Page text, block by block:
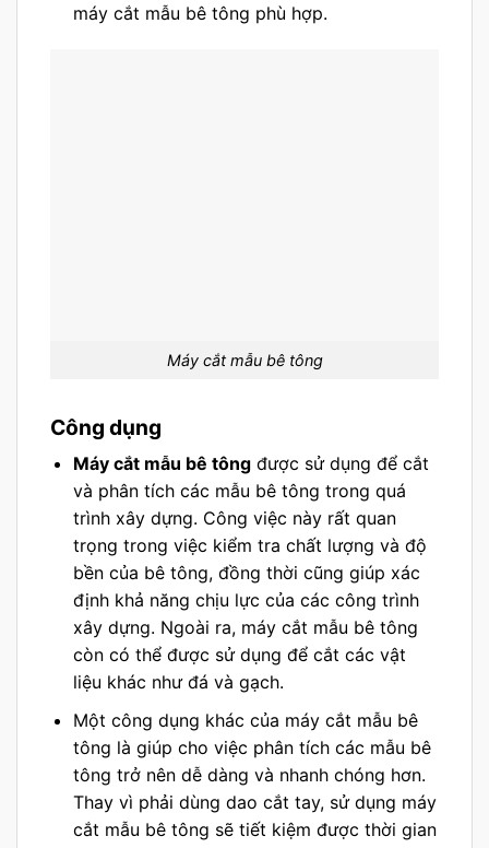
máy cắt mẫu bê tông phù hợp.
Máy cắt mẫu bê tông
Công dụng
Máy cắt mẫu bê tôngđược sử dụng để cắt
và phân tích các mẫu bê tông trong quá
trình xây dựng. Công việc này rất quan
trọng trong việc kiểm tra chất lượng và độ
bền của bê tông, đồng thời cũng giúp xác
định khả năng chịu lực của các công trình
xây dựng. Ngoài ra, máy cắt mẫu bê tông
còn có thể được sử dụng để cắt các vật
liệu khác như đá và gạch.
Một công dụng khác của máy cắt mẫu bê
tông là giúp cho việc phân tích các mẫu bê
tông trở nên dễ dàng và nhanh chóng hơn.
Thay vì phải dùng dao cắt tay, sử dụng máy
cắt mẫu bê tông sẽ tiết kiệm được thời gian